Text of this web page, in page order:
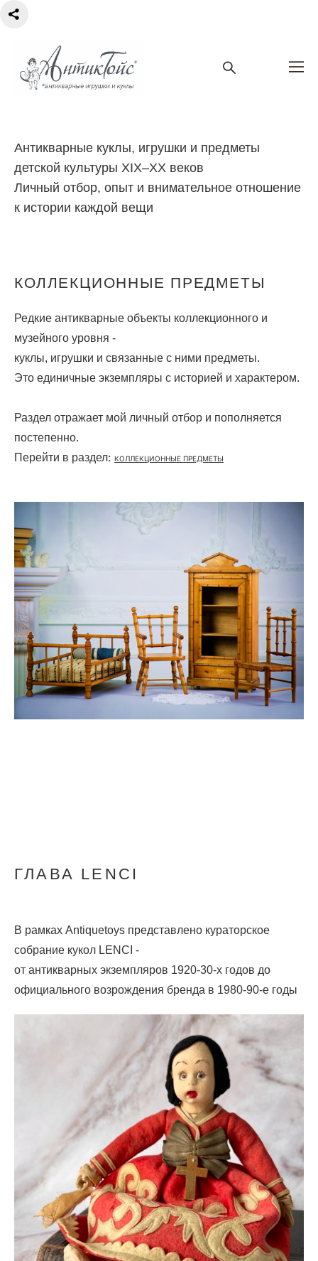
Антикварные куклы, игрушки и предметы
детской культуры XIX–XX веков
Личный отбор, опыт и внимательное отношение
к истории каждой вещи
КОЛЛЕКЦИОННЫЕ ПРЕДМЕТЫ
Редкие антикварные объекты коллекционного и
музейного уровня -
куклы, игрушки и связанные с ними предметы.
Это единичные экземпляры с историей и характером.
Раздел отражает мой личный отбор и пополняется
постепенно.
Перейти в раздел: КОЛЛЕКЦИОННЫЕ ПРЕДМЕТЫ
ГЛАВА LENCI
В рамках Antiquetoys представлено кураторское
собрание кукол LENCI -
от антикварных экземпляров 1920-30-х годов до
официального возрождения бренда в 1980-90-е годы